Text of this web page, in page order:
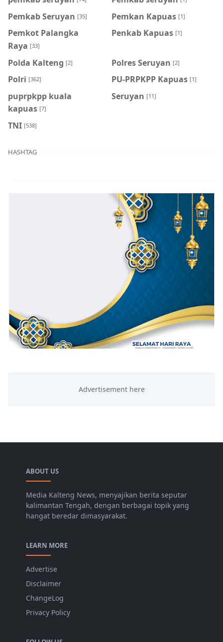
Pemkab Seruyan [35] Pemkan Kapuas [1]
Pemkot Palangka
Raya [33]
Penkab Kapuas [1]
Polda Kalteng [2] Polres Seruyan [2]
Polri [362] PU-PRPKPP Kapuas [1]
puprpkpp kuala
kapuas [7]
Seruyan [11]
TNI [538]
HASHTAG
ABOUT US
Media Kalteng News, menyajikan berita seputar
kalimantan Tengah, dengan berbagai topik yang
hangat beredar dimasyarakat.
LEARN MORE
Advertise
Disclaimer
ChangeLog
Privacy Policy